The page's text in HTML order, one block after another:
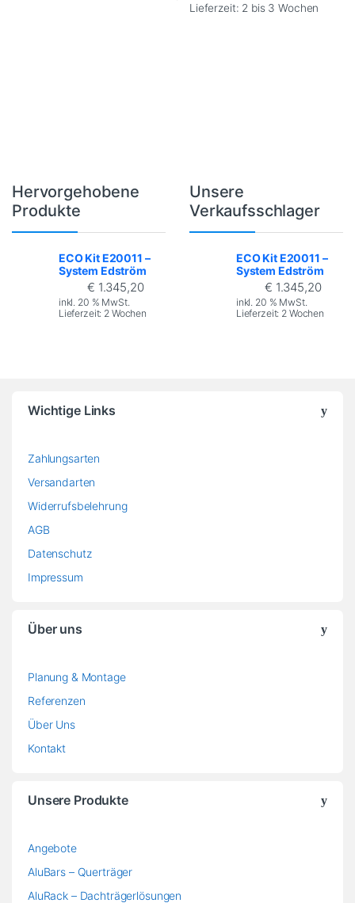
Lieferzeit: 2 bis 3 Wochen
Brands Carousel
Hervorgehobene
Produkte
ECO Kit E20011 –
System Edström
€ 1.345,20
inkl. 20 % MwSt.
Lieferzeit: 2 Wochen
Unsere
Verkaufsschlager
ECO Kit E20011 –
System Edström
€ 1.345,20
inkl. 20 % MwSt.
Lieferzeit: 2 Wochen
Wichtige Links
Zahlungsarten
Versandarten
Widerrufsbelehrung
AGB
Datenschutz
Impressum
Über uns
Planung & Montage
Referenzen
Über Uns
Kontakt
Unsere Produkte
Angebote
AluBars – Querträger
AluRack – Dachträgerlösungen